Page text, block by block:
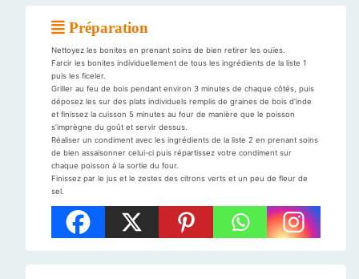
Préparation
Nettoyez les bonites en prenant soins de bien retirer les ouïes.
Farcir les bonites individuellement de tous les ingrédients de la liste 1
puis les ficeler.
Griller au feu de bois pendant environ 3 minutes de chaque côtés, puis
déposez les sur des plats individuels remplis de graines de bois d’inde
et finissez la cuisson 5 minutes au four de manière que le poisson
s’imprègne du goût et servir dessus.
Réaliser un condiment avec les ingrédients de la liste 2 en prenant soins
de bien assaisonner celui-ci puis répartissez votre condiment sur
chaque poisson à la sortie du four.
Finissez par le jus et le zestes des citrons verts et un peu de fleur de
sel.